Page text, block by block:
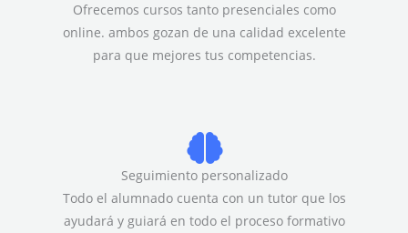
Ofrecemos cursos tanto presenciales como
online. ambos gozan de una calidad excelente
para que mejores tus competencias.
Seguimiento personalizado
Todo el alumnado cuenta con un tutor que los
ayudará y guiará en todo el proceso formativo